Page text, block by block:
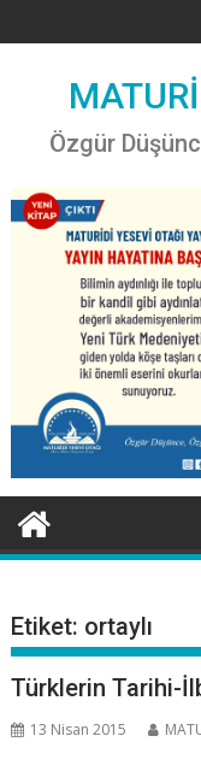
to
Özgür
Etiket: ortaylı
Türklerin Tarihi-
13 Nisan 2015